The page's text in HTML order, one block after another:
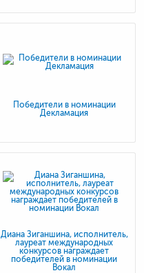
Победители в номинации
Декламация
Диана Зиганшина, исполнитель,
лауреат международных
конкурсов награждает
победителей в номинации
Вокал